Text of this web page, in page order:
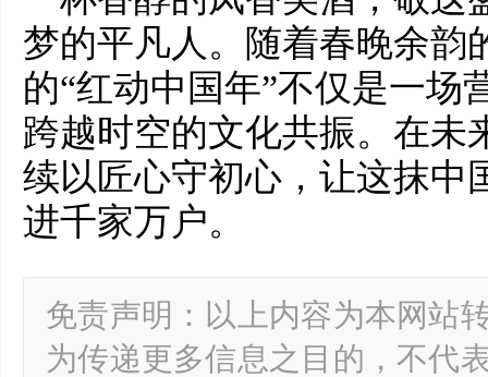
梦的平凡人。随着春晚余韵
的“红动中国年”不仅是一场
跨越时空的文化共振。在未
续以匠心守初心，让这抹中
进千家万户。
免责声明：以上内容为本网站
为传递更多信息之目的，不代